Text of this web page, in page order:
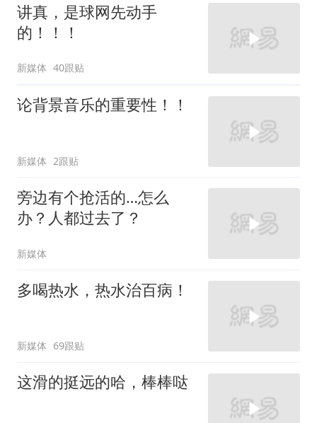
讲真，是球网先动手
的！！！
新媒体 40跟贴
论背景音乐的重要性！！
新媒体 2跟贴
旁边有个抢活的…怎么
办？人都过去了？
新媒体
多喝热水，热水治百病！
新媒体 69跟贴
这滑的挺远的哈，棒棒哒